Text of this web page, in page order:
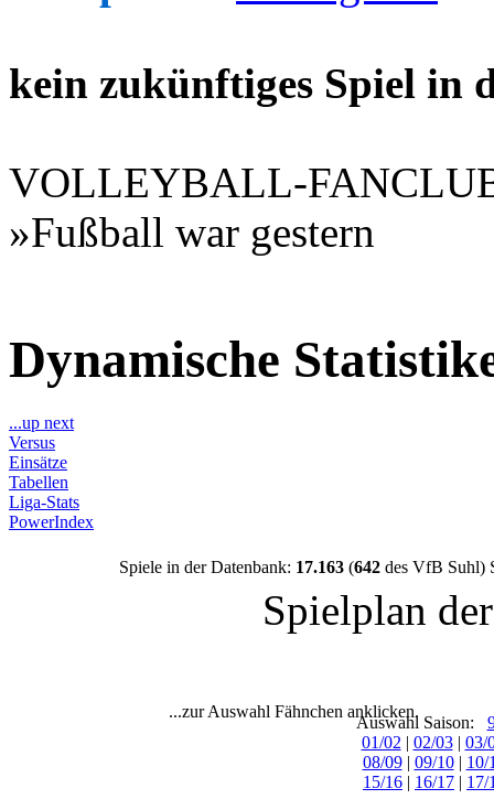
kein zukünftiges Spiel in
VOLLEYBALL-
»Fußball war gestern
Dynamische
...up next
Versus
Einsätze
Tabellen
Liga-Stats
PowerIndex
Spiele in der Datenbank: 17.163(642des VfB Suhl)
Spielplan
...zur Auswahl Fähnchen anklicken.
Auswahl Saison:
01/02 | 02/03| 03/
08/09| 09/10| 10/
15/16 | 16/17 | 17/